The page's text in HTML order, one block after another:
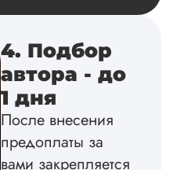
Взаимодействие с
клиентами
подробно
Благодарен.
4. Подбор
автора - до
1 дня
После внесения
предоплаты за
вами закрепляется